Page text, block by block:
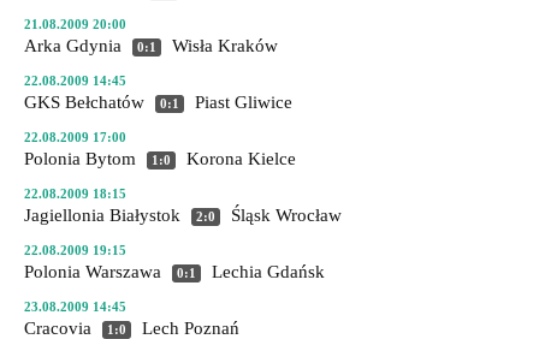
21.08.2009 20:00
Arka Gdynia 0:1 Wisła Kraków
22.08.2009 14:45
GKS Bełchatów 0:1 Piast Gliwice
22.08.2009 17:00
Polonia Bytom 1:0 Korona Kielce
22.08.2009 18:15
Jagiellonia Białystok 2:0 Śląsk Wrocław
22.08.2009 19:15
Polonia Warszawa 0:1 Lechia Gdańsk
23.08.2009 14:45
Cracovia 1:0 Lech Poznań